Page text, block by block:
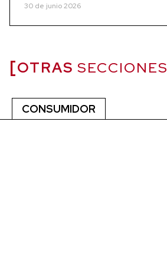
30 de junio 2026
OTRAS SECCIONES
CONSUMIDOR